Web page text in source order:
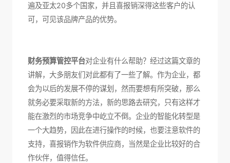
遍及亚太20多个国家，并且喜报销深得这些客户的认
可，可见该品牌产品的优势。
财务预算管控平台对企业有什么帮助？经过这篇文章的
讲解，大多朋友们对此都有了一些了解。作为企业，都
会为以后的发展不停的谋划，然而要想有所突破，那么
就务必要采取新的方法，新的思路去研究，只有这样才
能在激烈的市场竞争中屹立不倒。企业的智能化转型是
一个大趋势，因此在进行操作的时候，也要注意软件的
支持，喜报销作为软件供应商，当然是企业比较好的合
作伙伴，值得信任。